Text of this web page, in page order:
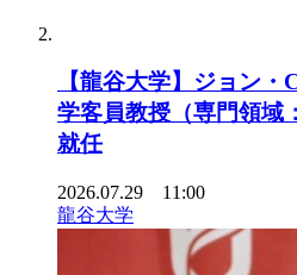
【龍谷大学】ジョン
学客員教授（専門領域
就任
2026.07.29 11:00
龍谷大学